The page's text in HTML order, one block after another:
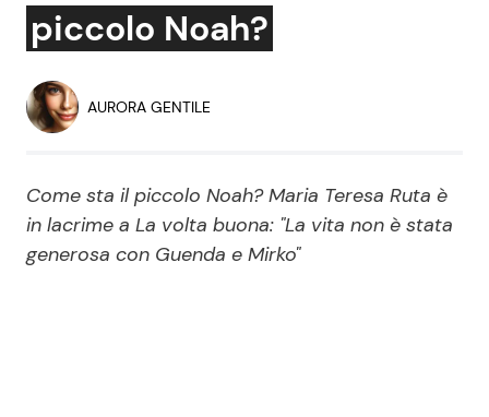
Dal Mondo
Economia
Persone Scomparse
Politica
Coppie VIP
Reality e Talent
Soap Opera
piccolo Noah?
AURORA GENTILE
Come sta il piccolo Noah? Maria Teresa Ruta è
in lacrime a La volta buona: "La vita non è stata
generosa con Guenda e Mirko"